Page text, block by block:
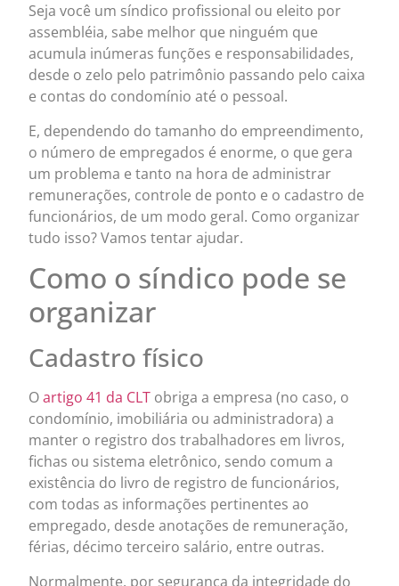
Seja você um síndico profissional ou eleito por
assembléia, sabe melhor que ninguém que
acumula inúmeras funções e responsabilidades,
desde o zelo pelo patrimônio passando pelo caixa
e contas do condomínio até o pessoal.
E, dependendo do tamanho do empreendimento,
o número de empregados é enorme, o que gera
um problema e tanto na hora de administrar
remunerações, controle de ponto e o cadastro de
funcionários, de um modo geral. Como organizar
tudo isso? Vamos tentar ajudar.
Como o síndico pode se
organizar
Cadastro físico
Oartigo 41 da CLT obriga a empresa (no caso, o
condomínio, imobiliária ou administradora) a
manter o registro dos trabalhadores em livros,
fichas ou sistema eletrônico, sendo comum a
existência do livro de registro de funcionários,
com todas as informações pertinentes ao
empregado, desde anotações de remuneração,
férias, décimo terceiro salário, entre outras.
Normalmente, por segurança da integridade do